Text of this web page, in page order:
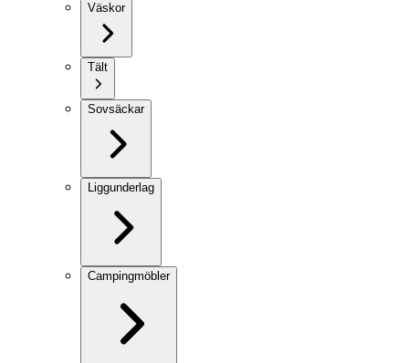
Väskor
Tält
Sovsäckar
Liggunderlag
Campingmöbler